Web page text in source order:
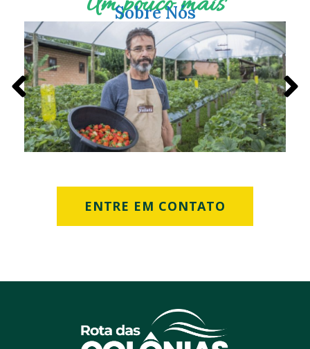
Sobre Nós
ENTRE EM CONTATO